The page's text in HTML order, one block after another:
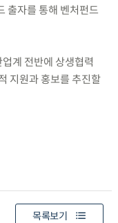
출자를 통해 벤처펀드
계 전반에 상생협력
지원과 홍보를 추진할
목록보기